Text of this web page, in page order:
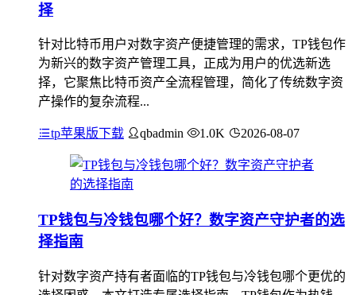
择
针对比特币用户对数字资产便捷管理的需求，TP钱包作
为新兴的数字资产管理工具，正成为用户的优选新选
择，它聚焦比特币资产全流程管理，简化了传统数字资
产操作的复杂流程...
tp苹果版下载 qbadmin 1.0K 2026-08-07
TP钱包与冷钱包哪个好？数字资产守护者的选
择指南
针对数字资产持有者面临的TP钱包与冷钱包哪个更优的